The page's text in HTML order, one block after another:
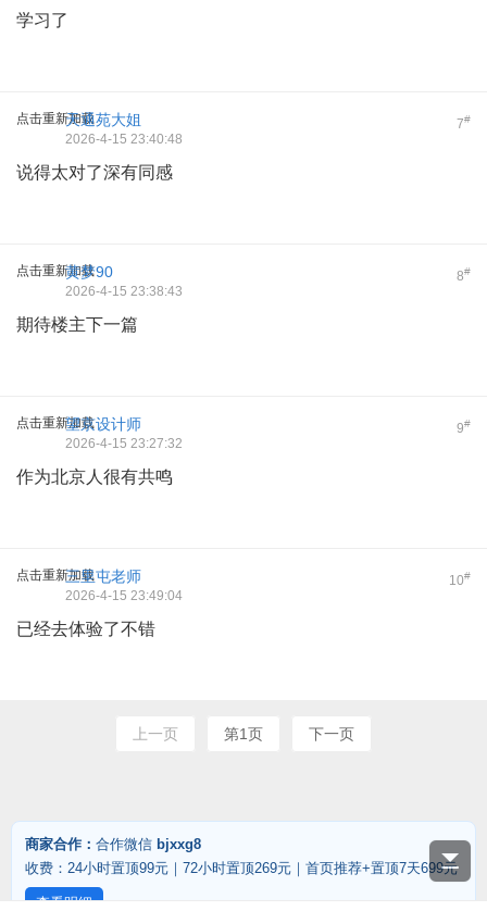
学习了
点击重新加载 7#
天通苑大姐
2026-4-15 23:40:48
说得太对了深有同感
点击重新加载 8#
黄梦90
2026-4-15 23:38:43
期待楼主下一篇
点击重新加载 9#
望京设计师
2026-4-15 23:27:32
作为北京人很有共鸣
点击重新加载 10#
三里屯老师
2026-4-15 23:49:04
已经去体验了不错
上一页 第1页 下一页
商家合作： 合作微信 bjxxg8
收费：24小时置顶99元｜72小时置顶269元｜首页推荐+置顶7天699元
查看明细